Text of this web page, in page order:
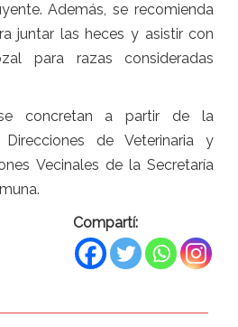
Además, se recomienda
juntar las heces y asistir con
para razas consideradas
concretan a partir de la
de Veterinaria y
Vecinales de la Secretaría
Compartí: